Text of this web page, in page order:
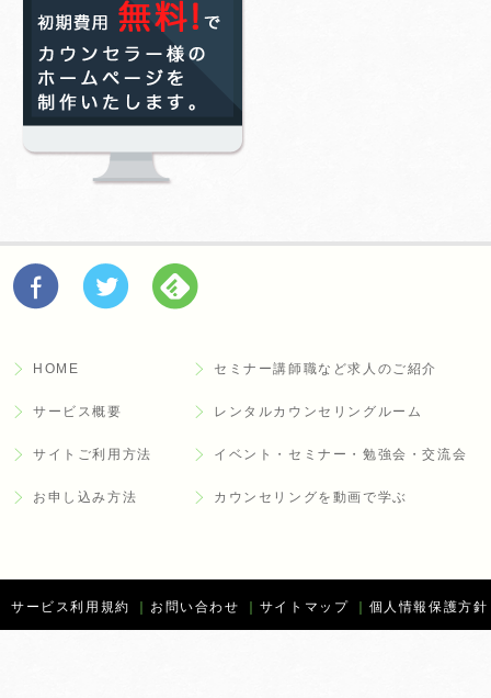
HOME
サービス概要
サイトご利用方法
お申し込み方法
セミナー講師職など求人のご紹介
レンタルカウンセリングルーム
イベント・セミナー・勉強会・交流会
カウンセリングを動画で学ぶ
サービス利用規約 お問い合わせ サイトマップ 個人情報保護方針